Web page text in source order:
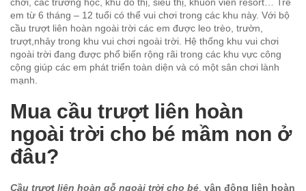
chơi, các trường học, khu đô thị, siêu thị, khuôn viên resort… Trẻ
em từ 6 tháng – 12 tuổi có thể vui chơi trong các khu này. Với bộ
cầu trượt liên hoàn ngoài trời các em được leo trèo, trườn,
trượt,nhảy trong khu vui chơi ngoài trời. Hệ thống khu vui chơi
ngoài trời đang được phổ biến rộng rãi trong các khu vực công
cộng giúp các em phát triển toàn diện và có một sân chơi lành
mạnh.
Mua cầu trượt liên hoàn
ngoài trời cho bé mầm non ở
đâu?
Cầu trượt liên hoàn gỗ ngoài trời cho bé vận động liên hoàn